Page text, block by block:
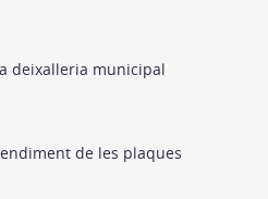
deixalleria municipal
de les plaques